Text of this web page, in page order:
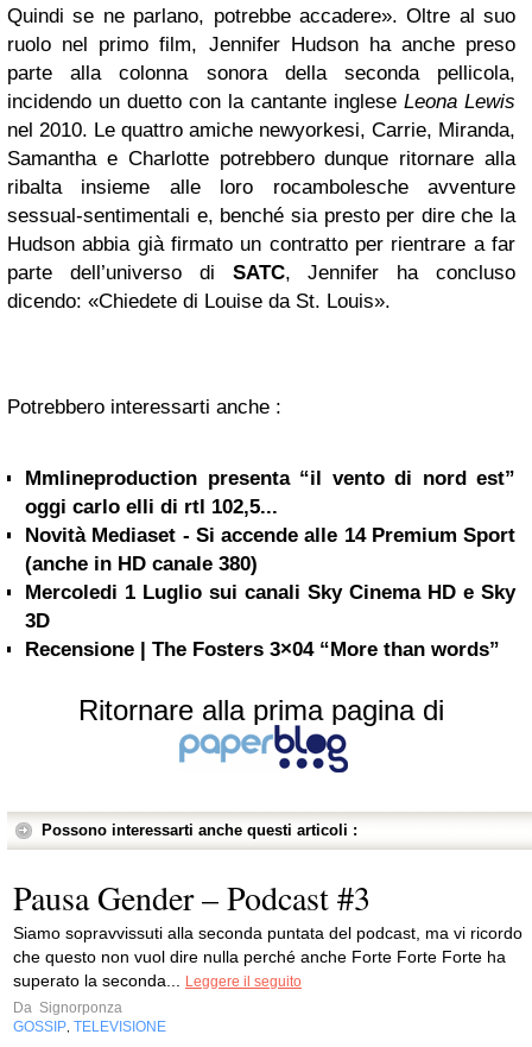
Quindi se ne parlano, potrebbe accadere». Oltre al suo
ruolo nel primo film, Jennifer Hudson ha anche preso
parte alla colonna sonora della seconda pellicola,
incidendo un duetto con la cantante inglese Leona Lewis
nel 2010. Le quattro amiche newyorkesi, Carrie, Miranda,
Samantha e Charlotte potrebbero dunque ritornare alla
ribalta insieme alle loro rocambolesche avventure
sessual-sentimentali e, benché sia presto per dire che la
Hudson abbia già firmato un contratto per rientrare a far
parte dell’universo di SATC, Jennifer ha concluso
dicendo: «Chiedete di Louise da St. Louis».
Potrebbero interessarti anche :
Mmlineproduction presenta “il vento di nord est”
oggi carlo elli di rtl 102,5...
Novità Mediaset - Si accende alle 14 Premium Sport
(anche in HD canale 380)
Mercoledi 1 Luglio sui canali Sky Cinema HD e Sky
3D
Recensione | The Fosters 3×04 “More than words”
Ritornare alla prima pagina di
Possono interessarti anche questi articoli :
Pausa Gender – Podcast #3
Siamo sopravvissuti alla seconda puntata del podcast, ma vi ricordo
che questo non vuol dire nulla perché anche Forte Forte Forte ha
superato la seconda...
Leggere il seguito
Da Signorponza
GOSSIP TELEVISIONE